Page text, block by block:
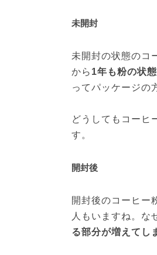
未開封
未開封の状態のコ
から 1年も粉の状
ってパッケージの
どうしてもコーヒ
す。
開封後
開封後のコーヒー
人もいますね。な
る部分が増えてし